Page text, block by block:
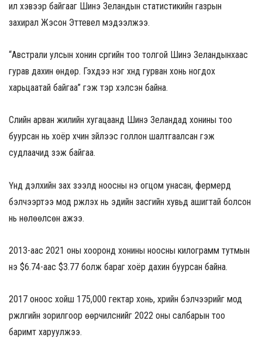
илүү хэвээр байгааг Шинэ Зеландын статистикийн газрын
захирал Жэсон Эттевел мэдээлжээ.
“Австрали улсын хонин сүргийн тоо толгой Шинэ Зеландынхаас
гурав дахин өндөр. Гэхдээ нэг хүнд гурван хонь ногдох
харьцаатай байгаа” гэж тэр хэлсэн байна.
Сүүлийн арван жилийн хугацаанд Шинэ Зеландад хонины тоо
буурсан нь хоёр хүчин зүйлээс голлон шалтгаалсан гэж
судлаачид үзэж байгаа.
Үүнд дэлхийн зах зээлд ноосны үнэ огцом унасан, фермерүүд
бэлчээртээ мод үржүүлэх нь эдийн засгийн хувьд ашигтай болсон
нь нөлөөлсөн ажээ.
2013-аас 2021 оны хооронд хонины ноосны килограмм тутмын
үнэ $6.74-аас $3.77 болж бараг хоёр дахин буурсан байна.
2017 оноос хойш 175,000 гектар хонь, үхрийн бэлчээрийг мод
үржүүлгийн зорилгоор өөрчилснийг 2022 оны салбарын тоо
баримт харуулжээ.